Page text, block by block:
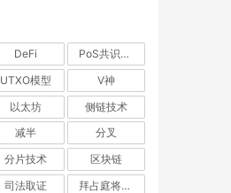
DeFi
PoS共识机制
UTXO模型
V神
以太坊
侧链技术
减半
分叉
分片技术
区块链
司法取证
拜占庭将军问题